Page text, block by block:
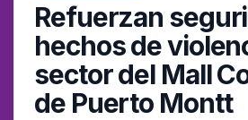
Refuerzan
hechos de
sector del Mall
de Puerto Montt